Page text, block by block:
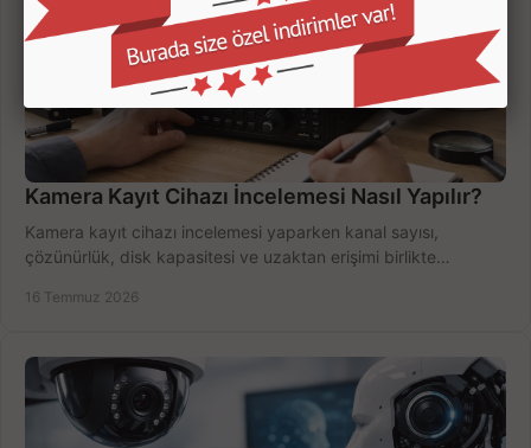
Kamera Kayıt Cihazı İncelemesi Nasıl Yapılır?
Kamera kayıt cihazı incelemesi yaparken kanal sayısı,
çözünürlük, disk kapasitesi ve uzaktan erişimi birlikte
16 Temmuz 2026